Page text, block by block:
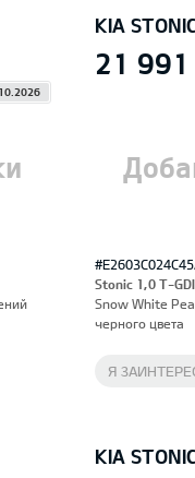
KIA
21 991
Stonic 1,0 T-
Snow White
черного цвета
Я
KIA